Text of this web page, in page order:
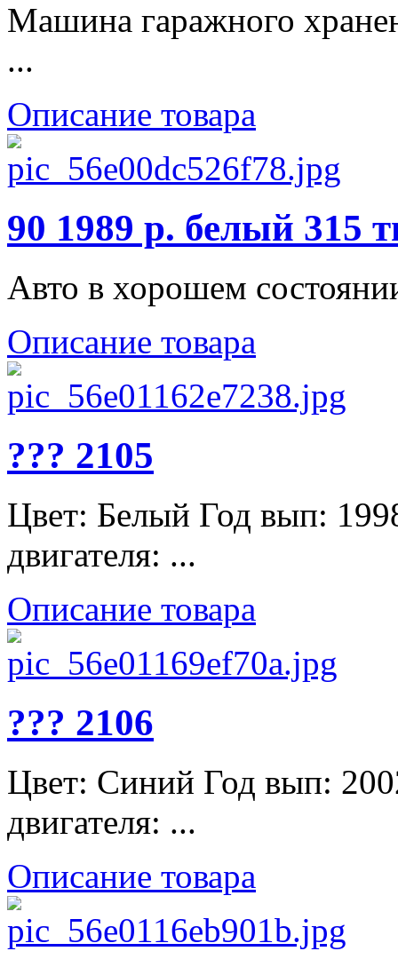
Машина гаражного
...
Описание товара
90 1989 р. белый 315
Авто в хорошем
Описание товара
??? 2105
Цвет: Белый Год вып:
двигателя: ...
Описание товара
??? 2106
Цвет: Синий Год вып:
двигателя: ...
Описание товара